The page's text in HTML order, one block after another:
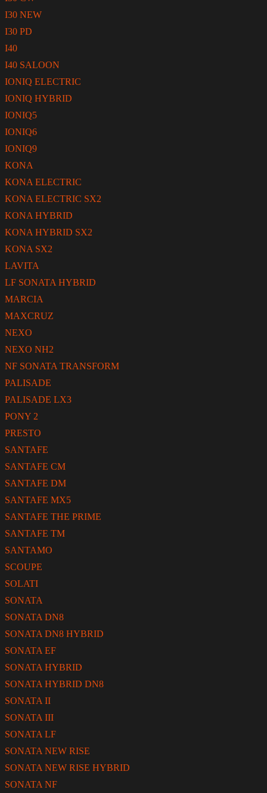
I30 NEW
I30 PD
I40
I40 SALOON
IONIQ ELECTRIC
IONIQ HYBRID
IONIQ5
IONIQ6
IONIQ9
KONA
KONA ELECTRIC
KONA ELECTRIC SX2
KONA HYBRID
KONA HYBRID SX2
KONA SX2
LAVITA
LF SONATA HYBRID
MARCIA
MAXCRUZ
NEXO
NEXO NH2
NF SONATA TRANSFORM
PALISADE
PALISADE LX3
PONY 2
PRESTO
SANTAFE
SANTAFE CM
SANTAFE DM
SANTAFE MX5
SANTAFE THE PRIME
SANTAFE TM
SANTAMO
SCOUPE
SOLATI
SONATA
SONATA DN8
SONATA DN8 HYBRID
SONATA EF
SONATA HYBRID
SONATA HYBRID DN8
SONATA II
SONATA III
SONATA LF
SONATA NEW RISE
SONATA NEW RISE HYBRID
SONATA NF